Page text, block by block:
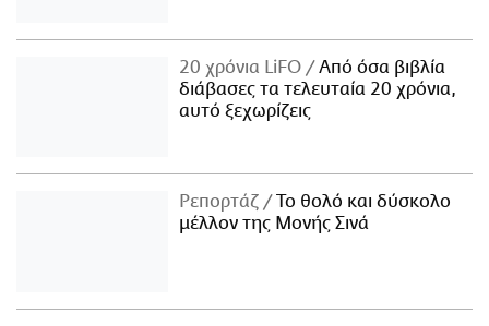
20 χρόνια LiFO
Από όσα βιβλία
διάβασες τα τελευταία 20 χρόνια,
αυτό ξεχωρίζεις
Ρεπορτάζ
Το θολό και δύσκολο
μέλλον της Μονής Σινά